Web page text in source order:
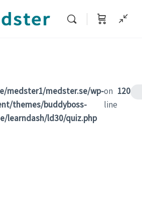
medster1/medster.se/wp-
themes/buddyboss-
learndash/ld30/quiz.php
on
line
120